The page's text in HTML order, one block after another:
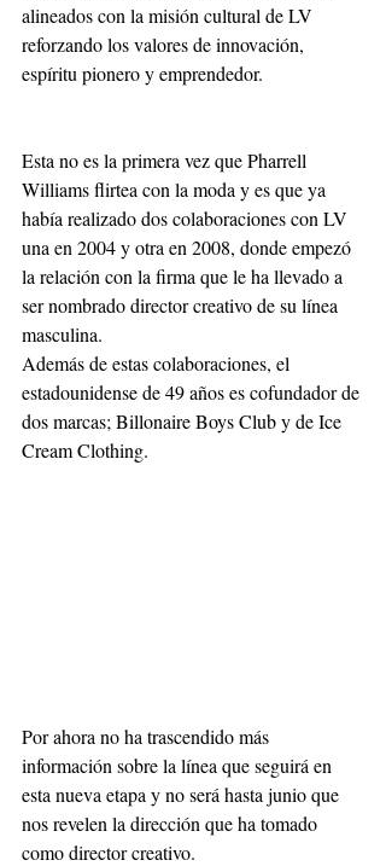
alineados con la misión cultural de LV
reforzando los valores de innovación,
espíritu pionero y emprendedor.
Esta no es la primera vez que Pharrell
Williams flirtea con la moda y es que ya
había realizado dos colaboraciones con LV
una en 2004 y otra en 2008, donde empezó
la relación con la firma que le ha llevado a
ser nombrado director creativo de su línea
masculina.
Además de estas colaboraciones, el
estadounidense de 49 años es cofundador de
dos marcas; Billonaire Boys Club y de Ice
Cream Clothing.
Por ahora no ha trascendido más
información sobre la línea que seguirá en
esta nueva etapa y no será hasta junio que
nos revelen la dirección que ha tomado
como director creativo.